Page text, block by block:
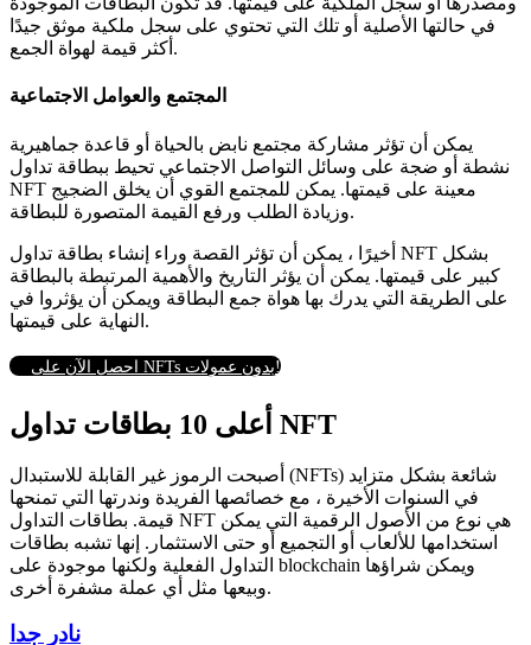
في حالتها الأصلية أو تلك التي تحتوي على سجل ملكية موثق جيدًا
أكثر قيمة لهواة الجمع.
المجتمع والعوامل الاجتماعية
يمكن أن تؤثر مشاركة مجتمع نابض بالحياة أو قاعدة جماهيرية
نشطة أو ضجة على وسائل التواصل الاجتماعي تحيط ببطاقة تداول
NFT معينة على قيمتها. يمكن للمجتمع القوي أن يخلق الضجيج
وزيادة الطلب ورفع القيمة المتصورة للبطاقة.
أخيرًا ، يمكن أن تؤثر القصة وراء إنشاء بطاقة تداول NFT بشكل
كبير على قيمتها. يمكن أن يؤثر التاريخ والأهمية المرتبطة بالبطاقة
على الطريقة التي يدرك بها هواة جمع البطاقة ويمكن أن يؤثروا في
النهاية على قيمتها.
احصل الآن على NFTs بدون عمولات!
أعلى 10 بطاقات تداول NFT
أصبحت الرموز غير القابلة للاستبدال (NFTs) شائعة بشكل متزايد
في السنوات الأخيرة ، مع خصائصها الفريدة وندرتها التي تمنحها
قيمة. بطاقات التداول NFT هي نوع من الأصول الرقمية التي يمكن
استخدامها للألعاب أو التجميع أو حتى الاستثمار. إنها تشبه بطاقات
التداول الفعلية ولكنها موجودة على blockchain ويمكن شراؤها
وبيعها مثل أي عملة مشفرة أخرى.
نادر جدا